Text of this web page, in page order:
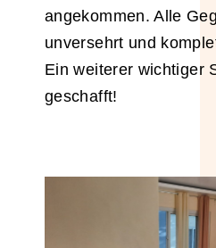
angekommen. Alle
unversehrt und
Ein weiterer wichtiger
geschafft!